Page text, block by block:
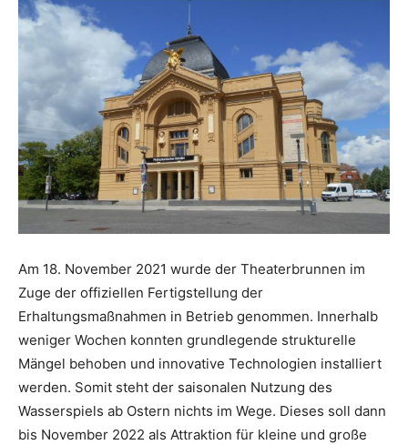
Am 18. November 2021 wurde der Theaterbrunnen im
Zuge der offiziellen Fertigstellung der
Erhaltungsmaßnahmen in Betrieb genommen. Innerhalb
weniger Wochen konnten grundlegende strukturelle
Mängel behoben und innovative Technologien installiert
werden. Somit steht der saisonalen Nutzung des
Wasserspiels ab Ostern nichts im Wege. Dieses soll dann
bis November 2022 als Attraktion für kleine und große